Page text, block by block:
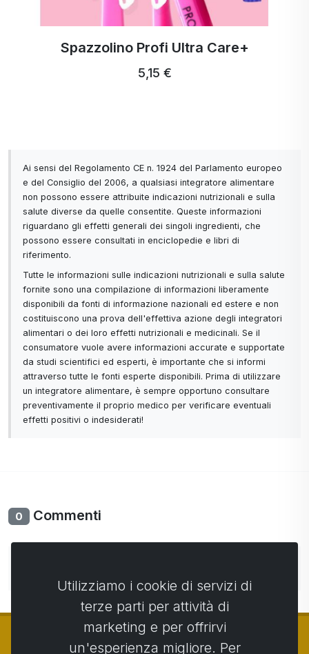
Spazzolino Profi Ultra Care+
5,15 €
Ai sensi del Regolamento CE n. 1924 del Parlamento europeo
e del Consiglio del 2006, a qualsiasi integratore alimentare
non possono essere attribuite indicazioni nutrizionali e sulla
salute diverse da quelle consentite. Queste informazioni
riguardano gli effetti generali dei singoli ingredienti, che
possono essere consultati in enciclopedie e libri di
riferimento.
Tutte le informazioni sulle indicazioni nutrizionali e sulla salute
fornite sono una compilazione di informazioni liberamente
disponibili da fonti di informazione nazionali ed estere e non
costituiscono una prova dell'effettiva azione degli integratori
alimentari o dei loro effetti nutrizionali e medicinali. Se il
consumatore vuole avere informazioni accurate e supportate
da studi scientifici ed esperti, è importante che si informi
attraverso tutte le fonti esperte disponibili. Prima di utilizzare
un integratore alimentare, è sempre opportuno consultare
preventivamente il proprio medico per verificare eventuali
effetti positivi o indesiderati!
0 Commenti
Utilizziamo i cookie di servizi di
terze parti per attività di
marketing e per offrirvi
un'esperienza migliore. Per